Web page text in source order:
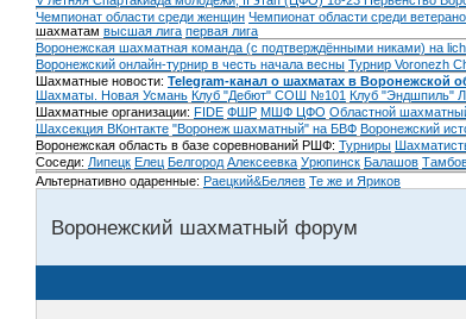
Чемпионат области среди женщин Чемпионат области среди
шахматам высшая лига первая лига
Воронежская шахматная команда (с подтверждёнными никами) на
Воронежский онлайн-турнир в честь начала весны Турнир Voronezh
Шахматные новости: Telegram-канал о шахматах в Воронежской
Шахматы. Новая Усмань Клуб "Дебют" СОШ №101 Клуб "Эндшпиль"
Шахматные организации: FIDE ФШР МШФ ЦФО Областной
Шахсекция ВКонтакте "Воронеж шахматный" на БВФ Воронежский
Воронежская область в базе соревнований РШФ: Турниры
Соседи: Липецк Елец Белгород Алексеевка Урюпинск Балашов
Альтернативно одаренные: Раецкий&Беляев Те же и Яриков
Воронежский шахматный форум